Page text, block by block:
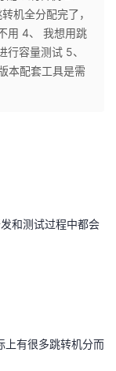
机全分配完了，
用 4、 我想用跳
容量测试 5、
本配套工具是需
和测试过程中都会
上有很多跳转机分而